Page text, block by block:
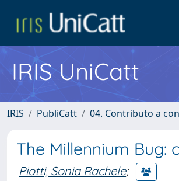
IRIS UniCatt
IRIS PubliCatt 04. Contributo a
The Millennium
Piotti, Sonia Rachele;